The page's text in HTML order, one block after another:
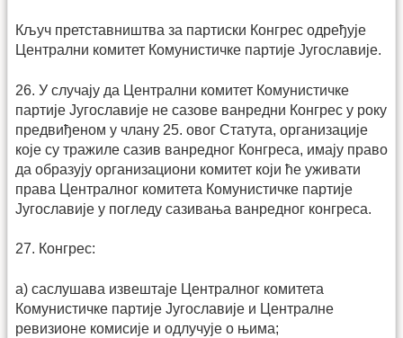
Кључ претставништва за партиски Конгрес одређује
Централни комитет Комунистичке партије Југославије.
26. У случају да Централни комитет Комунистичке
партије Југославије не сазове ванредни Конгрес у року
предвиђеном у члану 25. овог Статута, организације
које су тражиле сазив ванредног Конгреса, имају право
да образују организациони комитет који ће уживати
права Централног комитета Комунистичке партије
Југославије у погледу сазивања ванредног конгреса.
27. Конгрес:
а) саслушава извештаје Централног комитета
Комунистичке партије Југославије и Централне
ревизионе комисије и одлучује о њима;